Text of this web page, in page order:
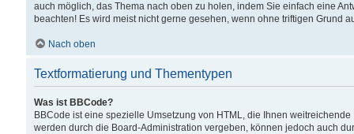
auch möglich, das Thema nach oben zu holen, indem Sie einfach eine
beachten! Es wird meist nicht gerne gesehen, wenn ohne triftigen Grund
Nach oben
Textformatierung und Thementypen
Was ist BBCode?
BBCode ist eine spezielle Umsetzung von HTML, die Ihnen
werden durch die Board-Administration vergeben, können jedoch auch